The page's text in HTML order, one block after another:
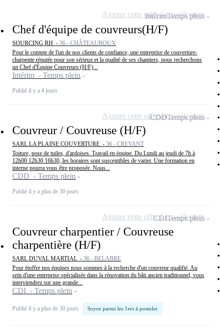
Chef d'équipe de couvreurs(H/F)
SOURCING RH - 36 - CHÂTEAUROUX
Pour le compte de l'un de nos clients de confiance, une entreprise de couverture-
charpente réputée pour son sérieux et la qualité de ses chantiers, nous recherchons
un Chef d'Équipe Couvreurs (H/F)...
Intérim - Temps plein
Publié il y a 4 jours
IntérimTemps plein
Ajouter cette offre à ma sélection
Couvreur / Couvreuse (H/F)
SARL LA PLAINE COUVERTURE - 36 - CREVANT
Toiture, pose de tuiles, d'ardoises. Travail en équipe. Du Lundi au jeudi de 7h à
12h00 12h30 16h30, les horaires sont susceptibles de varier. Une formation en
interne pourra vous être proposée. Nous...
CDD - Temps plein
Publié il y a plus de 30 jours
CDDTemps plein
Ajouter cette offre à ma sélection
Couvreur charpentier / Couvreuse
charpentière (H/F)
SARL DUVAL MARTIAL - 36 - BELABRE
Pour étoffer nos équipes nous sommes à la recherche d'un couvreur qualifié. Au
sein d'une entreprise spécialisée dans la rénovation du bâti ancien traditionnel, vous
interviendrez sur une grande...
CDI - Temps plein
Publié il y a plus de 30 jours Soyez parmi les 1ers à postuler
CDITemps plein
Ajouter cette offre à ma sélection